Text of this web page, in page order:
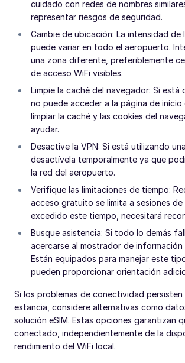
cuidado con redes de nombres
representar riesgos de seguridad.
Cambie de ubicación: La intensidad de
puede variar en todo el aeropuerto.
una zona diferente, preferiblemente
de acceso WiFi visibles.
Limpie la caché del navegador: Si
no puede acceder a la página de inicio
limpiar la caché y las cookies del
ayudar.
Desactive la VPN: Si está utilizando una
desactívela temporalmente ya que
la red del aeropuerto.
Verifique las limitaciones de tiempo:
acceso gratuito se limita a sesiones de
excedido este tiempo, necesitará
Busque asistencia: Si todo lo demás
acercarse al mostrador de
Están equipados para manejar este
pueden proporcionar orientación
Si los problemas de conectividad persisten
estancia, considere alternativas como
solución eSIM. Estas opciones garantizan
conectado, independientemente de la
rendimiento del WiFi local.